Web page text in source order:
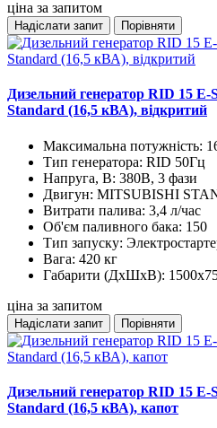
ціна за запитом
Надіслати запит Порівняти
Дизельний генератор RID 15
Standard (16,5 кВА), відкритий
Максимальна потужність:
Тип генератора: RID 50Гц
Напруга, В: 380В, 3 фази
Двигун: MITSUBISHI
Витрати палива: 3,4 л/час
Об'єм паливного бака: 150
Тип запуску:
Вага: 420 кг
Габарити (ДхШхВ):
ціна за запитом
Надіслати запит Порівняти
Дизельний генератор RID 15
Standard (16,5 кВА), капот